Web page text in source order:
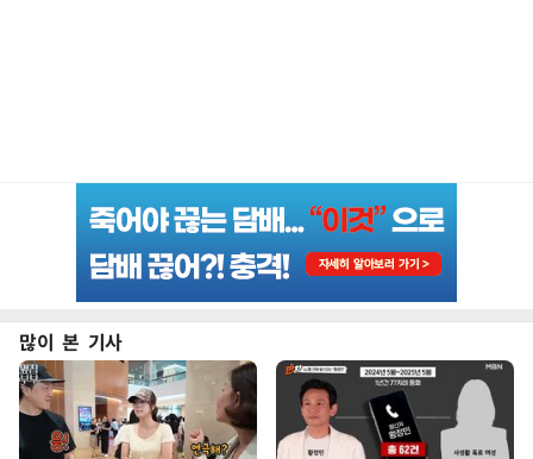
많이 본 기사